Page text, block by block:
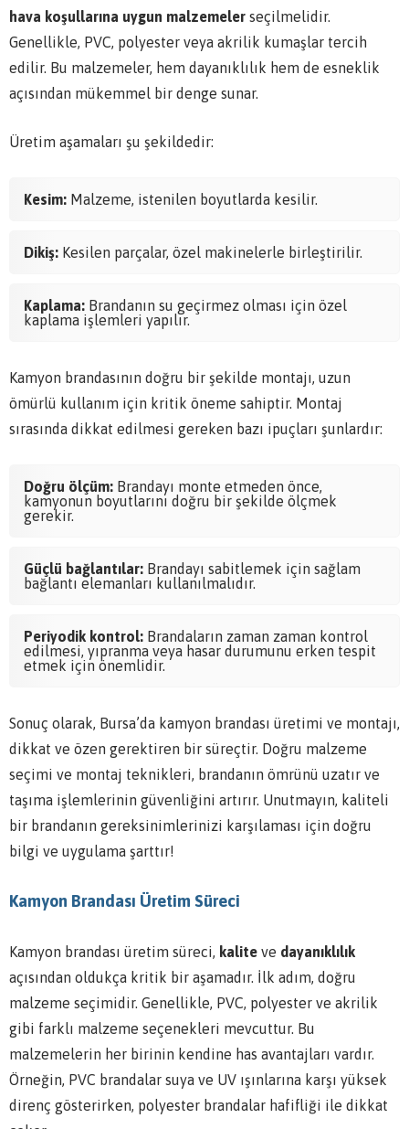
hava koşullarına uygun malzemeler seçilmelidir.
Genellikle, PVC, polyester veya akrilik kumaşlar tercih
edilir. Bu malzemeler, hem dayanıklılık hem de esneklik
açısından mükemmel bir denge sunar.
Üretim aşamaları şu şekildedir:
Kesim: Malzeme, istenilen boyutlarda kesilir.
Dikiş: Kesilen parçalar, özel makinelerle birleştirilir.
Kaplama: Brandanın su geçirmez olması için özel
kaplama işlemleri yapılır.
Kamyon brandasının doğru bir şekilde montajı, uzun
ömürlü kullanım için kritik öneme sahiptir. Montaj
sırasında dikkat edilmesi gereken bazı ipuçları şunlardır:
Doğru ölçüm: Brandayı monte etmeden önce,
kamyonun boyutlarını doğru bir şekilde ölçmek
gerekir.
Güçlü bağlantılar: Brandayı sabitlemek için sağlam
bağlantı elemanları kullanılmalıdır.
Periyodik kontrol: Brandaların zaman zaman kontrol
edilmesi, yıpranma veya hasar durumunu erken tespit
etmek için önemlidir.
Sonuç olarak, Bursa’da kamyon brandası üretimi ve montajı,
dikkat ve özen gerektiren bir süreçtir. Doğru malzeme
seçimi ve montaj teknikleri, brandanın ömrünü uzatır ve
taşıma işlemlerinin güvenliğini artırır. Unutmayın, kaliteli
bir brandanın gereksinimlerinizi karşılaması için doğru
bilgi ve uygulama şarttır!
Kamyon Brandası Üretim Süreci
Kamyon brandası üretim süreci, kalite ve dayanıklılık
açısından oldukça kritik bir aşamadır. İlk adım, doğru
malzeme seçimidir. Genellikle, PVC, polyester ve akrilik
gibi farklı malzeme seçenekleri mevcuttur. Bu
malzemelerin her birinin kendine has avantajları vardır.
Örneğin, PVC brandalar suya ve UV ışınlarına karşı yüksek
direnç gösterirken, polyester brandalar hafifliği ile dikkat